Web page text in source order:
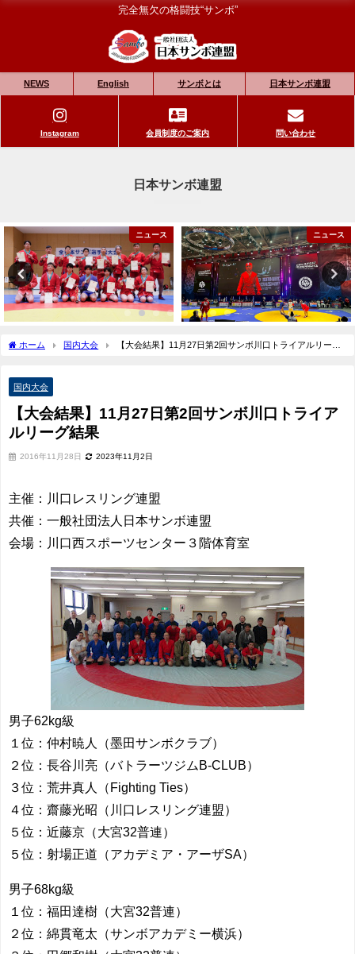
完全無欠の格闘技“サンボ”
NEWS English サンボとは 日本サンボ連盟
Instagram 会員制度のご案内 問い合わせ
日本サンボ連盟
ニュース ニュース
ホーム 国内大会
【大会結果】11月27日第2回サンボ川口トライアルリーグ
国内大会
【大会結果】11月27日第2回サンボ川口トライア
ルリーグ結果
2016年11月28日 2023年11月2日
主催：川口レスリング連盟
共催：一般社団法人日本サンボ連盟
会場：川口西スポーツセンター３階体育室
男子62kg級
１位：仲村暁人（墨田サンボクラブ）
２位：長谷川亮（バトラーツジムB-CLUB）
３位：荒井真人（Fighting Ties）
４位：齋藤光昭（川口レスリング連盟）
５位：近藤京（大宮32普連）
５位：射場正道（アカデミア・アーザSA）
男子68kg級
１位：福田達樹（大宮32普連）
２位：綿貫竜太（サンボアカデミー横浜）